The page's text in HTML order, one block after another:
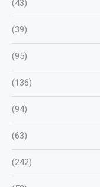
(43)
(39)
(95)
(136)
(94)
(63)
(242)